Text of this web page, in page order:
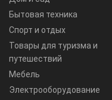
Бытовая техника
Спорт и отдых
Товары для туризма и
путешествий
Мебель
Электрооборудование